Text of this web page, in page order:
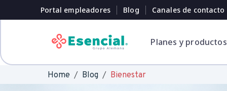
Portal empleadores Blog Canales de contacto
Planes y productos
Home Blog Bienestar